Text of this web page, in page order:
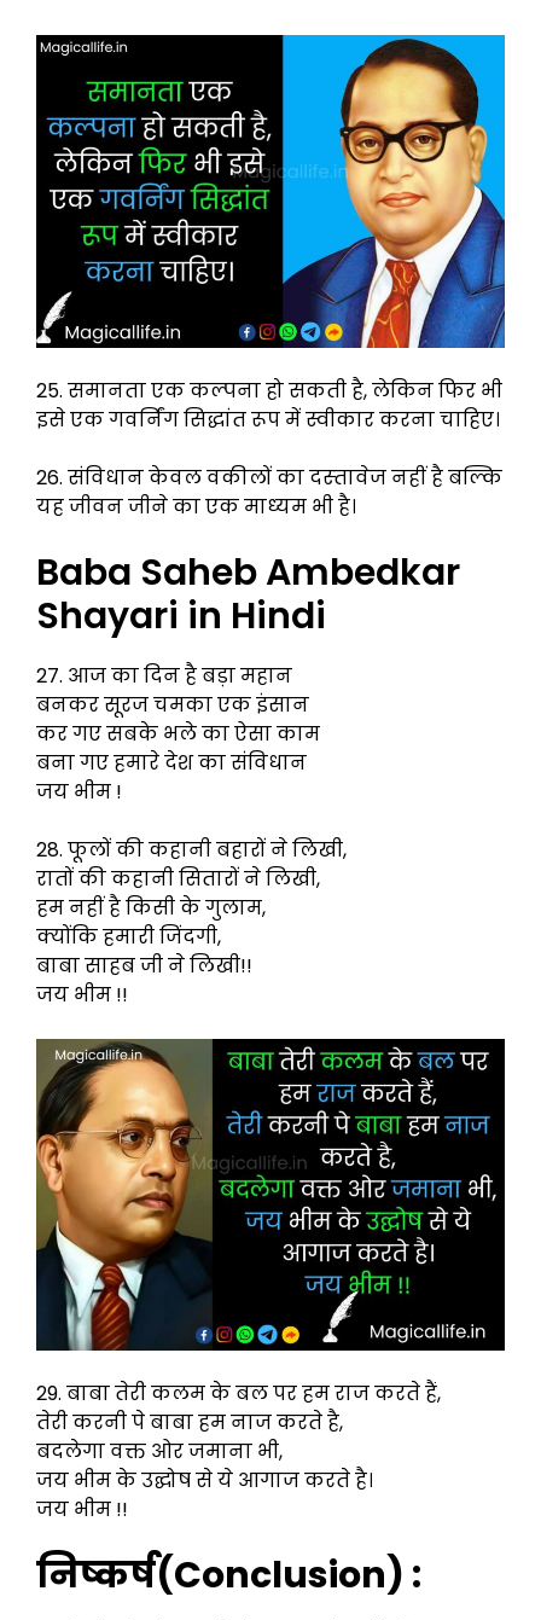
25. समानता एक कल्पना हो सकती है, लेकिन फिर भी
इसे एक गवर्निंग सिद्धांत रूप में स्वीकार करना चाहिए।
26. संविधान केवल वकीलों का दस्‍तावेज नहीं है बल्कि
यह जीवन जीने का एक माध्‍यम भी है।
Baba Saheb Ambedkar
Shayari in Hindi
27. आज का दिन है बड़ा महान
बनकर सूरज चमका एक इंसान
कर गए सबके भले का ऐसा काम
बना गए हमारे देश का संविधान
जय भीम !
28. फूलों की कहानी बहारों ने लिखी,
रातों की कहानी सितारों ने लिखी,
हम नहीं है किसी के गुलाम,
क्योंकि हमारी जिंदगी,
बाबा साहब जी ने लिखी!!
जय भीम !!
29. बाबा तेरी कलम के बल पर हम राज करते हैं,
तेरी करनी पे बाबा हम नाज करते है,
बदलेगा वक्त ओर जमाना भी,
जय भीम के उद्घोष से ये आगाज करते है।
जय भीम !!
निष्कर्ष(Conclusion) :